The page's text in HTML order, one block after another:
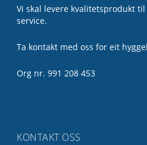
Vi skal levere kvalitetsprodukt
service.
Ta kontakt med oss for eit
Org nr. 991 208 453
KONTAKT OSS